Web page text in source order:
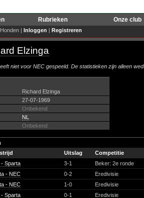
Rubrieken Onze club
| Inloggen | Registreren
Elzinga
niet voor NEC gespeeld. De statistieken zijn alleen
Richard Elzinga
27-07-1969
Onbekend
NL
Onbekend
Uitslag
Competitie
- Sparta 3-1
Beker: 2e ronde
- NEC 0-2
Eredivisie
- NEC 1-0
Eredivisie
- Sparta 0-1
Eredivisie